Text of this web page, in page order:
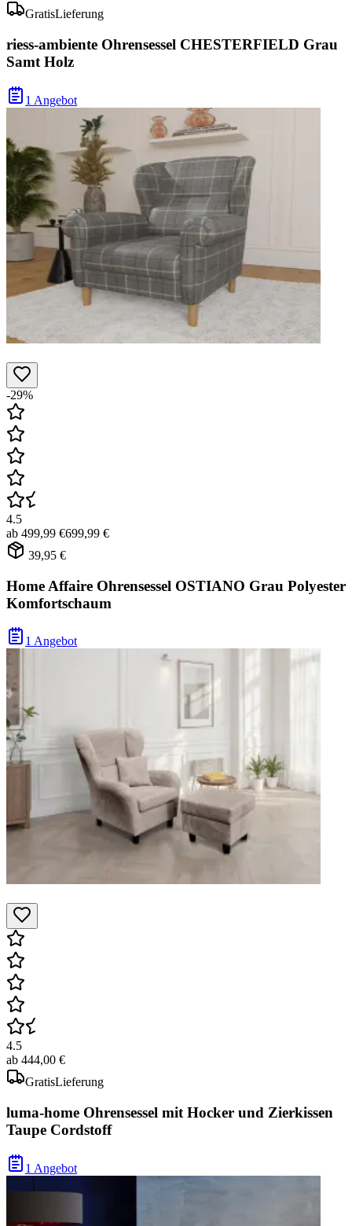
GratisLieferung
riess-ambiente Ohrensessel CHESTERFIELD Grau
Samt Holz
1 Angebot
-29%
4.5
ab 499,99 €699,99 €
39,95 €
Home Affaire Ohrensessel OSTIANO Grau Polyester
Komfortschaum
1 Angebot
4.5
ab 444,00 €
GratisLieferung
luma-home Ohrensessel mit Hocker und Zierkissen
Taupe Cordstoff
1 Angebot